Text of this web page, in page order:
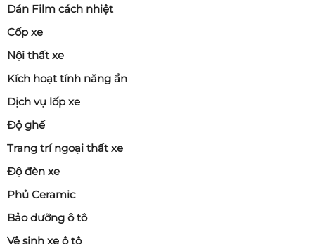
Dán Film cách nhiệt
Cốp xe
Nội thất xe
Kích hoạt tính năng ẩn
Dịch vụ lốp xe
Độ ghế
Trang trí ngoại thất xe
Độ đèn xe
Phủ Ceramic
Bảo dưỡng ô tô
Vệ sinh xe ô tô